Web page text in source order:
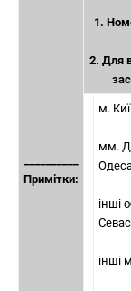
Примітки:
1.
2. Для
м.
мм.
інші
інші